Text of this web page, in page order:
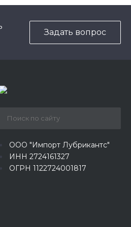
Задать вопрос
ООО "Импорт Лубрикантс"
ИНН 2724161327
ОГРН 1122724001817